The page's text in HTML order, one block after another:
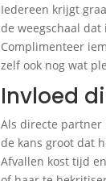
Iedereen krijgt
de weegschaal
Complimenteer
zelf ook nog wat
Invloed
Als directe partner
de kans groot dat
Afvallen kost tijd